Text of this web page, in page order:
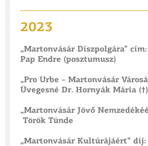
2023
„Martonvásár Díszpolgára”
Pap Endre (posztumusz)
„Pro Urbe – Martonvásár
Üvegesné Dr. Hornyák Mária (†)
„Martonvásár Jövő
Török Tünde
„Martonvásár Kultúrájáért” díj: